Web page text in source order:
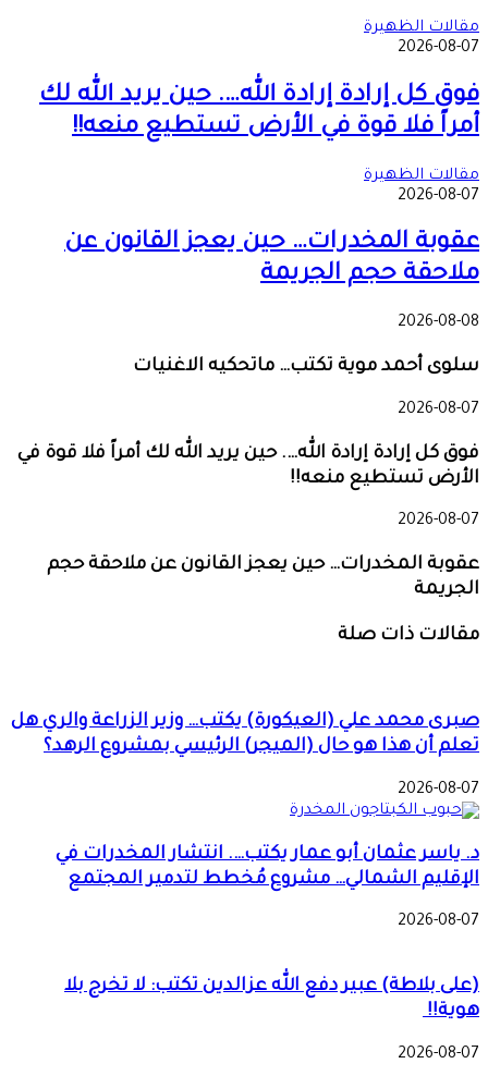
مقالات الظهيرة
2026-08-07
فوق كل إرادة إرادة الله…. حين يريد الله لك
أمراً فلا قوة في الأرض تستطيع منعه!!
مقالات الظهيرة
2026-08-07
عقوبة المخدرات… حين يعجز القانون عن
ملاحقة حجم الجريمة
2026-08-08
سلوى أحمد موية تكتب… ماتحكيه الاغنيات
2026-08-07
فوق كل إرادة إرادة الله…. حين يريد الله لك أمراً فلا قوة في
الأرض تستطيع منعه!!
2026-08-07
عقوبة المخدرات… حين يعجز القانون عن ملاحقة حجم
الجريمة
مقالات ذات صلة
صبرى محمد علي (العيكورة) يكتب… وزير الزراعة والري هل
تعلم أن هذا هو حال (الميجر) الرئيسي بمشروع الرهد؟
2026-08-07
د. ياسر عثمان أبو عمار يكتب…. انتشار المخدرات في
الإقليم الشمالي… مشروع مُخطط لتدمير المجتمع
2026-08-07
(على بلاطة) عبير دفع الله عزالدين تكتب: لا تخرج بلا
هوية!!
2026-08-07